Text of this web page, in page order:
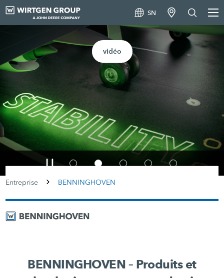
SN
vidéo
Entreprise BENNINGHOVEN
BENNINGHOVEN – Produits et